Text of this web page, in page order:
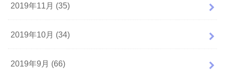
2019年11月 (35)
2019年10月 (34)
2019年9月 (66)